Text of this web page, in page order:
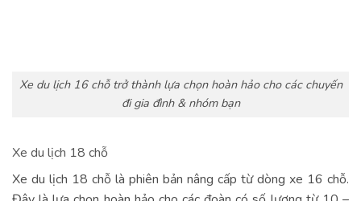
Xe du lịch 16 chỗ trở thành lựa chọn hoàn hảo cho các chuyến
đi gia đình & nhóm bạn
Xe du lịch 18 chỗ
Xe du lịch 18 chỗ là phiên bản nâng cấp từ dòng xe 16 chỗ.